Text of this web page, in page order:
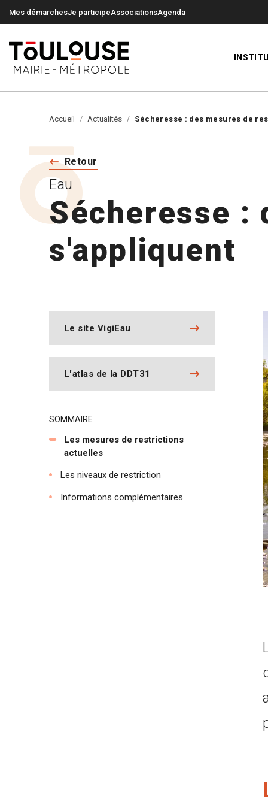
Mes démarchesJe participeAssociationsAgenda
Accueil Actualités Sécheresse : des mesures de
Retour
Sécheresse :
s'appliquent
Eau
Le site VigiEau
L'atlas de la DDT31
SOMMAIRE
Les mesures de restrictions
actuelles
Les niveaux de restriction
Informations complémentaires